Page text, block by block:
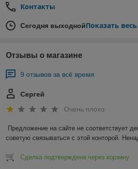
Контакты
Сегодня выходнойПоказать
Отзывы о магазине
9 отзывов за всё время
Сергей
Очень плохо
Предложение на сайте не соответствует
советую связываться с этой конторой.
Сделка подтверждена через корзину